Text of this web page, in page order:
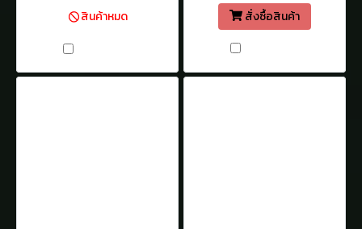
สินค้าหมด
สั่งซื้อสินค้า